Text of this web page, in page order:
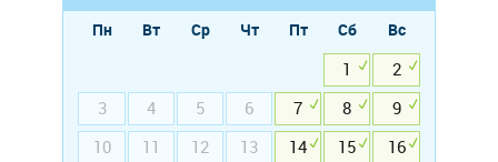
Пн Вт Ср Чт Пт Сб
Вс
1
2
3
4 5 6 7 8
9
10
11 12 13 14 15
16